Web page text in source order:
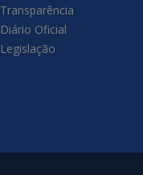
Transparência
Diário Oficial
Legislação